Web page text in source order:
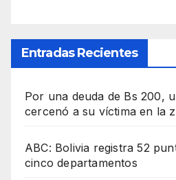
Entradas Recientes
Por una deuda de Bs 200,
cercenó a su víctima en la
ABC: Bolivia registra 52
cinco departamentos